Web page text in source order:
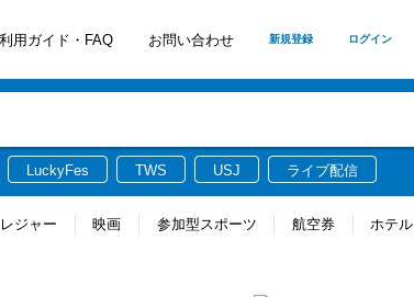
用ガイド・FAQ お問い合わせ 新規登録 ログイン
LuckyFes TWS USJ ライブ配信
レジャー 映画 参加型スポーツ 航空券 ホテル